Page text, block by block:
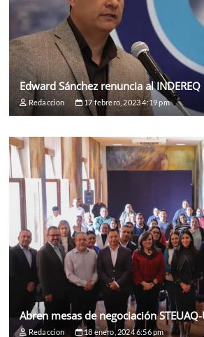
Edward Sánchez renuncia al INDEREQ
Redaccion 17 febrero, 2023 4:19 pm
Abren mesas de negociación
Redaccion 18 enero, 2024 6:56 pm